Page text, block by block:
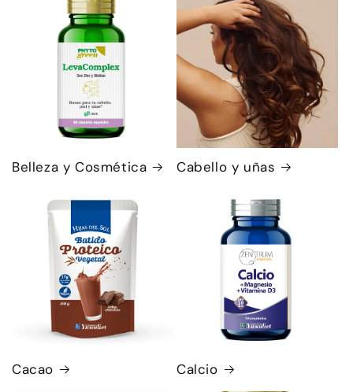
Belleza y Cosmética Cabello y uñas
Cacao Calcio